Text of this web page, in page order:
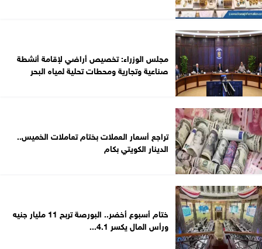
مجلس الوزراء: تخصيص أراضي لإقامة أنشطة
صناعية وتجارية ومحطات تحلية لمياه البحر
تراجع أسعار العملات بختام تعاملات الخميس..
الدينار الكويتي بكام
ختام أسبوع أخضر.. البورصة تربح 11 مليار جنيه
ورأس المال يكسر 4.1...